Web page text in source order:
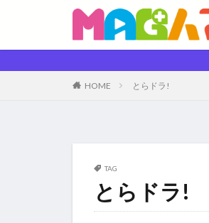
HOME とらドラ!
TAG
とらドラ!